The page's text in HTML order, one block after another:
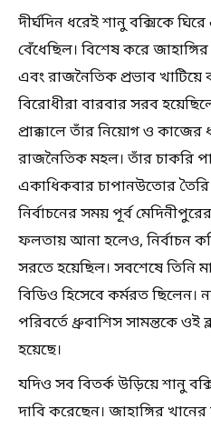
দীর্ঘদিন ধরেই শানু বক্সিকে
বেঁধেছিল। বিশেষ করে
এবং রাজনৈতিক প্রভাব
বিরোধীরা বারবার সরব
প্রাক্কালে তাঁর নিয়োগ ও কাজের
রাজনৈতিক মহল। তাঁর চাকরি
একাধিকবার চাপানউতোর
নির্বাচনের সময় পূর্ব
ফলতায় আনা হলেও, নির্বাচন
সরতে হয়েছিল। সবশেষে তিনি
বিডিও হিসেবে কর্মরত ছিলেন।
পরিবর্তে ধ্রুবাশিস সামন্তকে ওই
হয়েছে।
যদিও সব বিতর্ক উড়িয়ে শানু
দাবি করেছেন। জাহাঙ্গির খানের